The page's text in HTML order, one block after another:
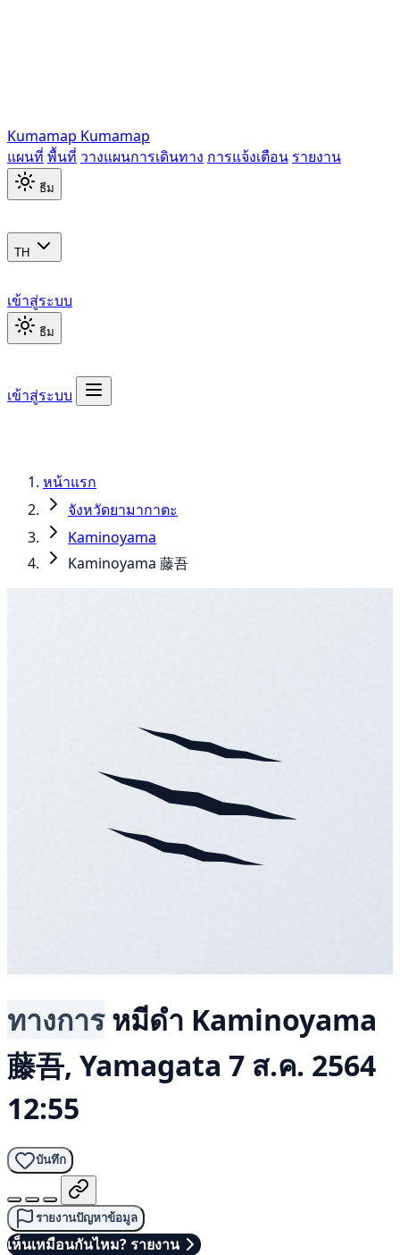
Kumamap Kumamap
แผนที่ พื้นที่ วางแผนการเดินทาง การแจ้งเตือน รายงาน
ธีม
TH
เข้าสู่ระบบ
ธีม
เข้าสู่ระบบ
หน้าแรก
จังหวัดยามากาตะ
Kaminoyama
Kaminoyama 藤吾
ทางการ หมีดำ Kaminoyama
藤吾, Yamagata 7 ส.ค. 2564
12:55
บันทึก
รายงานปัญหาข้อมูล
เห็นเหมือนกันไหม? รายงาน